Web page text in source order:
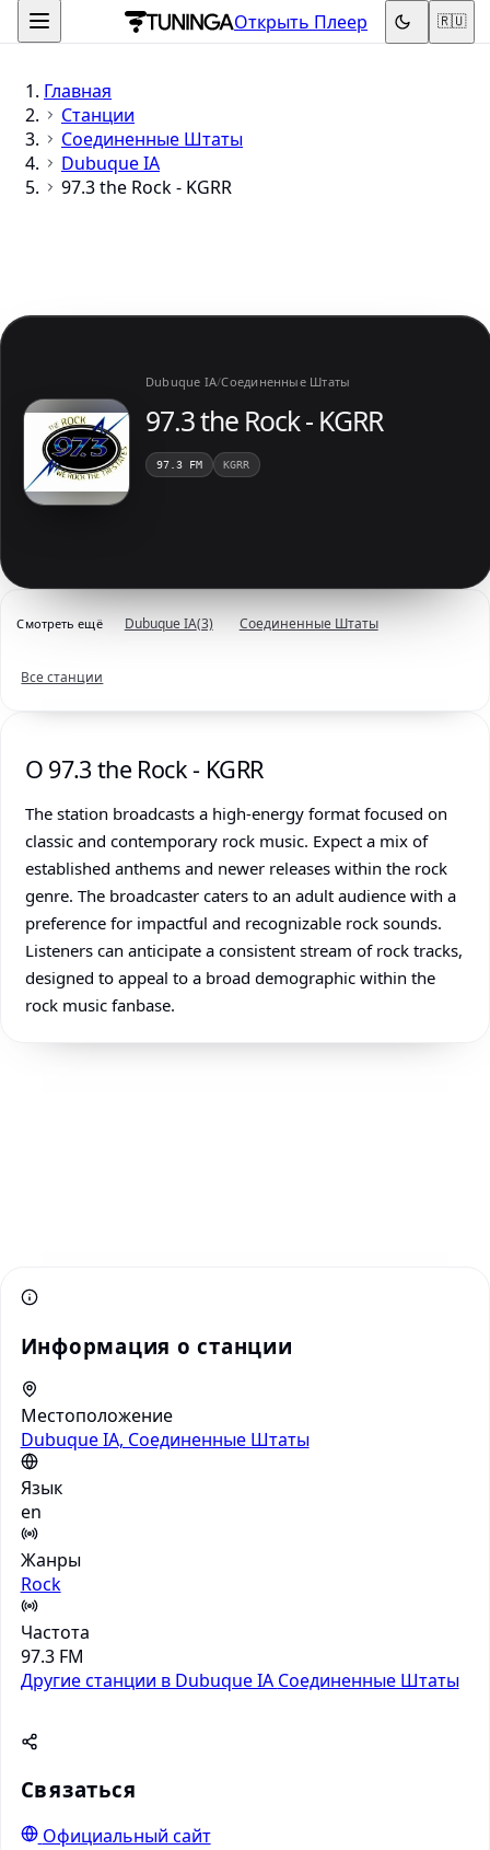
Открыть Плеер 🇷🇺
Главная
Станции
Соединенные Штаты
Dubuque IA
97.3 the Rock - KGRR
Dubuque IA/Соединенные Штаты
97.3 the Rock - KGRR
97.3 FM KGRR
Смотреть ещё Dubuque IA(3) Соединенные Штаты
Все станции
О 97.3 the Rock - KGRR
The station broadcasts a high-energy format focused on
classic and contemporary rock music. Expect a mix of
established anthems and newer releases within the rock
genre. The broadcaster caters to an adult audience with a
preference for impactful and recognizable rock sounds.
Listeners can anticipate a consistent stream of rock tracks,
designed to appeal to a broad demographic within the
rock music fanbase.
Информация о станции
Местоположение
Dubuque IA, Соединенные Штаты
Язык
en
Жанры
Rock
Частота
97.3 FM
Другие станции в Dubuque IA Соединенные Штаты
Связаться
Официальный сайт